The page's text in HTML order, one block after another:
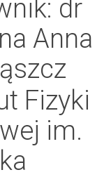
dr
Anna
Fizyki
im.